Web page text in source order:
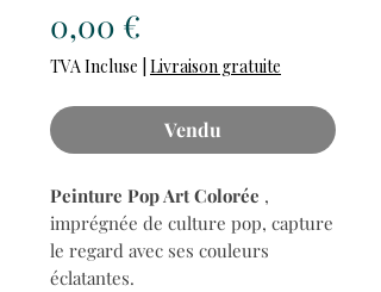
0,00 €
TVA Incluse Livraison gratuite
Vendu
Peinture Pop Art Colorée ,
imprégnée de culture pop, capture
le regard avec ses couleurs
éclatantes.